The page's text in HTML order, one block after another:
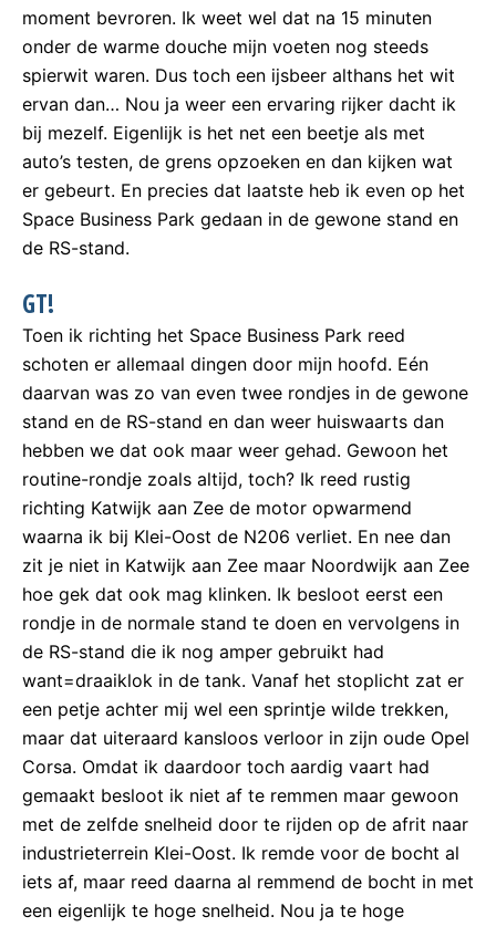
moment bevroren. Ik weet wel dat na 15 minuten
onder de warme douche mijn voeten nog steeds
spierwit waren. Dus toch een ijsbeer althans het wit
ervan dan… Nou ja weer een ervaring rijker dacht ik
bij mezelf. Eigenlijk is het net een beetje als met
auto’s testen, de grens opzoeken en dan kijken wat
er gebeurt. En precies dat laatste heb ik even op het
Space Business Park gedaan in de gewone stand en
de RS-stand.
GT!
Toen ik richting het Space Business Park reed
schoten er allemaal dingen door mijn hoofd. Eén
daarvan was zo van even twee rondjes in de gewone
stand en de RS-stand en dan weer huiswaarts dan
hebben we dat ook maar weer gehad. Gewoon het
routine-rondje zoals altijd, toch? Ik reed rustig
richting Katwijk aan Zee de motor opwarmend
waarna ik bij Klei-Oost de N206 verliet. En nee dan
zit je niet in Katwijk aan Zee maar Noordwijk aan Zee
hoe gek dat ook mag klinken. Ik besloot eerst een
rondje in de normale stand te doen en vervolgens in
de RS-stand die ik nog amper gebruikt had
want=draaiklok in de tank. Vanaf het stoplicht zat er
een petje achter mij wel een sprintje wilde trekken,
maar dat uiteraard kansloos verloor in zijn oude Opel
Corsa. Omdat ik daardoor toch aardig vaart had
gemaakt besloot ik niet af te remmen maar gewoon
met de zelfde snelheid door te rijden op de afrit naar
industrieterrein Klei-Oost. Ik remde voor de bocht al
iets af, maar reed daarna al remmend de bocht in met
een eigenlijk te hoge snelheid. Nou ja te hoge